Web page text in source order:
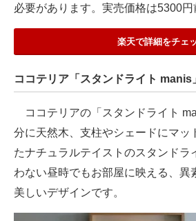
必要があります。実売価格は5300円
楽天で詳細をチェ
ココテリア「スタンドライト manis
ココテリアの「スタンドライト
分に天然木、支柱やシェードにマッ
たナチュラルテイストのスタンドラ
わない昼時でもお部屋に映える、異
美しいデザインです。